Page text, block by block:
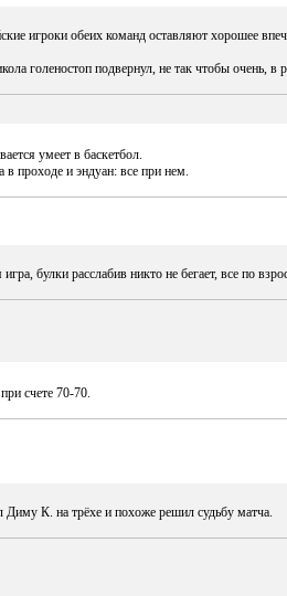
игроки обеих команд оставляют хорошее
голеностоп подвернул, не так чтобы очень, в
умеет в баскетбол.
в проходе и эндуан: все при нем.
булки расслабив никто не бегает, все по
счете 70-70.
Диму К. на трёхе и похоже решил судьбу матча.